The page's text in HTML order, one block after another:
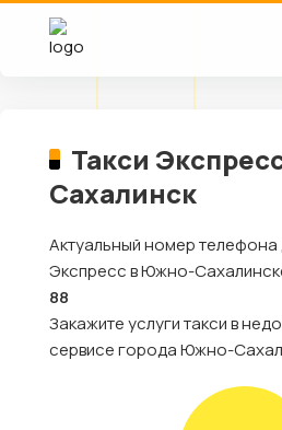
Такси
Сахалинск
Актуальный номер телефона
Экспресс в Южно-
88
Закажите услуги такси в
сервисе города Южно-